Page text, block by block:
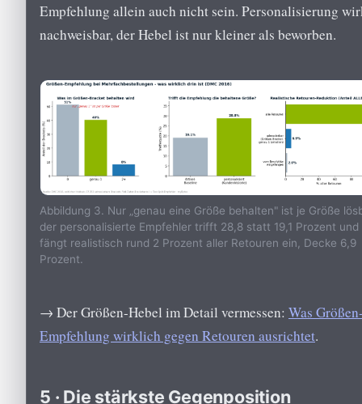
Empfehlung allein auch nicht sein. Personalisierung
nachweisbar, der Hebel ist nur kleiner als beworben.
Abbildung 3. Nur „genau eine Größe behalten" ist je Größe
der personalisierte Empfehler trifft 28,8 statt 19,1 Prozent und
fängt realistisch rund 2 Prozent aller Retouren ein, Decke 6,9
Prozent.
→ Der Größen-Hebel im Detail vermessen: Was
Empfehlung wirklich gegen Retouren ausrichtet.
5 · Die stärkste Gegenposition